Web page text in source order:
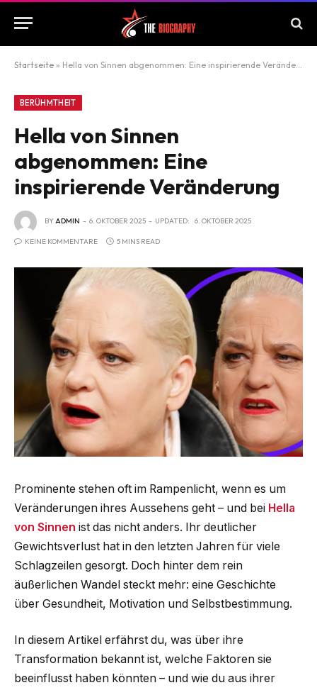
Startseite » Hella von Sinnen abgenommen: Eine inspirierende Veränderung
BERÜHMTHEIT
Hella von Sinnen
abgenommen: Eine
inspirierende Veränderung
BYADMIN 6. OKTOBER 2025 UPDATED: 6. OKTOBER 2025
KEINE KOMMENTARE 5 MINS READ
Prominente stehen oft im Rampenlicht, wenn es um
Veränderungen ihres Aussehens geht – und bei Hella
von Sinnen ist das nicht anders. Ihr deutlicher
Gewichtsverlust hat in den letzten Jahren für viele
Schlagzeilen gesorgt. Doch hinter dem rein
äußerlichen Wandel steckt mehr: eine Geschichte
über Gesundheit, Motivation und Selbstbestimmung.
In diesem Artikel erfährst du, was über ihre
Transformation bekannt ist, welche Faktoren sie
beeinflusst haben könnten – und wie du aus ihrer